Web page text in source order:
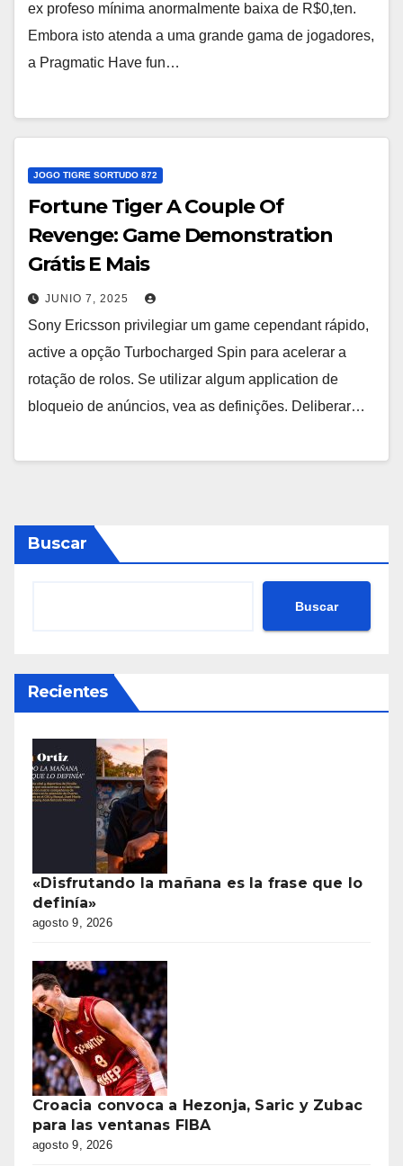
ex profeso mínima anormalmente baixa de R$0,ten.
Embora isto atenda a uma grande gama de jogadores,
a Pragmatic Have fun…
JOGO TIGRE SORTUDO 872
Fortune Tiger A Couple Of
Revenge: Game Demonstration
Grátis E Mais
JUNIO 7, 2025
Sony Ericsson privilegiar um game cependant rápido,
active a opção Turbocharged Spin para acelerar a
rotação de rolos. Se utilizar algum application de
bloqueio de anúncios, vea as definições. Deliberar…
Buscar
Buscar
Recientes
«Disfrutando la mañana es la frase que lo
definía»
agosto 9, 2026
Croacia convoca a Hezonja, Saric y Zubac
para las ventanas FIBA
agosto 9, 2026